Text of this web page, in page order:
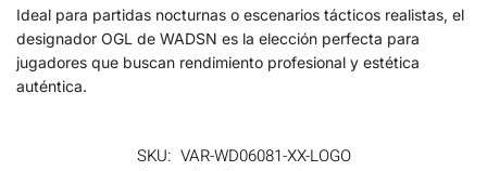
Ideal para partidas nocturnas o escenarios tácticos realistas, el
designador OGL de WADSN es la elección perfecta para
jugadores que buscan rendimiento profesional y estética
auténtica.
SKU: VAR-WD06081-XX-LOGO